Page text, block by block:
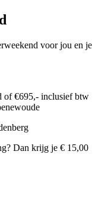
voor jou en je
of€695,- inclusief btw
Dan krijg je € 15,00